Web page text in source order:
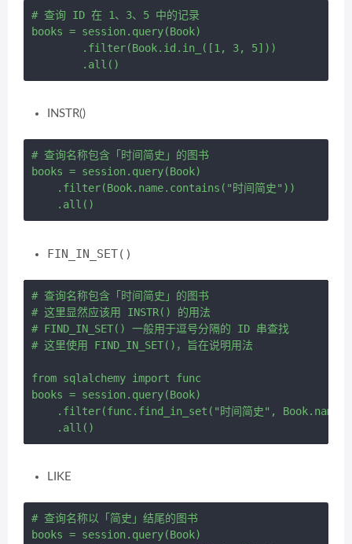
# 查询 ID 在 1、3、5 中的记录
books = session.query(Book)
        .filter(Book.id.in_([1, 3, 5]))
INSTR()
# 查询名称包含「时间简史」的图书
books = session.query(Book)
    .filter(Book.name.contains("时间简史"))
FIN_IN_SET()
# 查询名称包含「时间简史」的图书
# 这里显然应该用 INSTR() 的用法
# FIND_IN_SET() 一般用于逗号分隔的 ID 串查找
# 这里使用 FIND_IN_SET()，旨在说明用法
from sqlalchemy import func
books = session.query(Book)
.filter(func.find_in_set("时间简史",
LIKE
# 查询名称以「简史」结尾的图书
books = session.query(Book)